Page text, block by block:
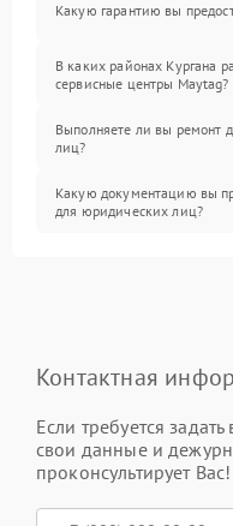
Какую гарантию вы
В каких районах Кургана
сервисные центры Maytag?
Выполняете ли вы ремонт
лиц?
Какую документацию вы
для юридических лиц?
Контактная
Если требуется
свои данные и
проконсультирует Вас!